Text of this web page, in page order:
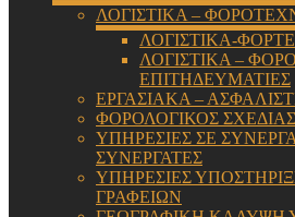
ΛΟΓΙΣΤΙΚΑ –
ΛΟΓΙΣΤΙΚΑ-
ΛΟΓΙΣΤΙΚΑ –
ΕΠΙΤΗΔΕΥΜΑΤΙΕΣ
ΕΡΓΑΣΙΑΚΑ –
ΦΟΡΟΛΟΓΙΚΟΣ
ΥΠΗΡΕΣΙΕΣ ΣΕ
ΣΥΝΕΡΓΑΤΕΣ
ΥΠΗΡΕΣΙΕΣ
ΓΡΑΦΕΙΩΝ